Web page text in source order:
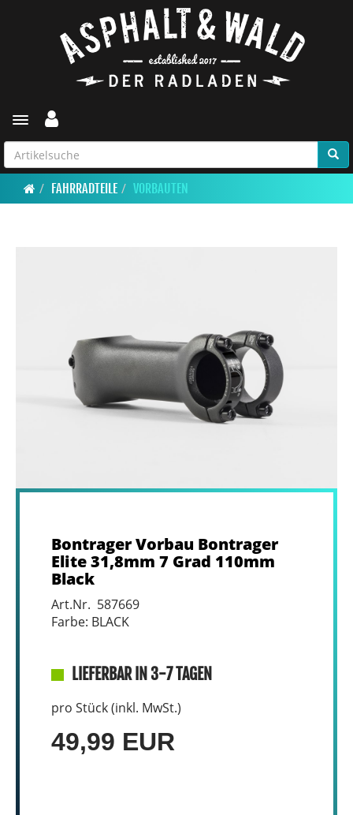
Toggle navigation
FAHRRADTEILE VORBAUTEN
Bontrager Vorbau Bontrager
Elite 31,8mm 7 Grad 110mm
Black
Art.Nr. 587669
Farbe: BLACK
LIEFERBAR IN 3-7 TAGEN
pro Stück (inkl. MwSt.)
49,99 EUR